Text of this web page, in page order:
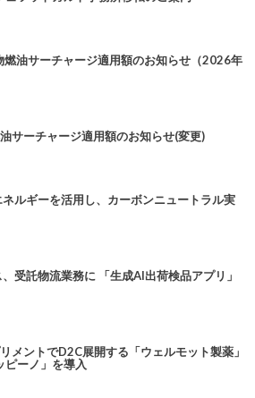
燃油サーチャージ適用額のお知らせ（2026年
ーチャージ適用額のお知らせ(変更)
ルギーを活用し、カーボンニュートラル実
受託物流業務に 「生成AI出荷検品アプリ」
メントでD2C展開する「ウェルモット製薬」
ピーノ」を導入